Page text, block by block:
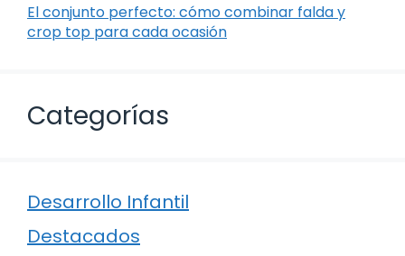
El conjunto perfecto: cómo combinar falda y
crop top para cada ocasión
Categorías
Desarrollo Infantil
Destacados